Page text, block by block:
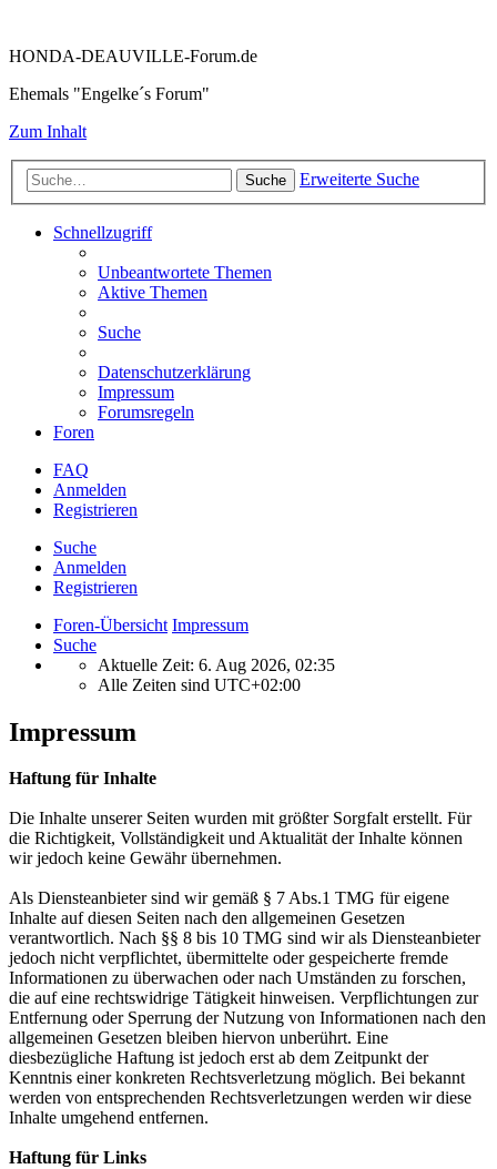
HONDA-DEAUVILLE-Forum.de
Ehemals "Engelke´s Forum"
Zum Inhalt
Suche Erweiterte Suche
Schnellzugriff
Unbeantwortete Themen
Aktive Themen
Suche
Datenschutzerklärung
Impressum
Forumsregeln
Foren
FAQ
Anmelden
Registrieren
Suche
Anmelden
Registrieren
Foren-Übersicht Impressum
Suche
Aktuelle Zeit: 6. Aug 2026, 02:35
Alle Zeiten sind UTC+02:00
Impressum
Haftung für Inhalte
Die Inhalte unserer Seiten wurden mit größter Sorgfalt erstellt. Für
die Richtigkeit, Vollständigkeit und Aktualität der Inhalte können
wir jedoch keine Gewähr übernehmen.
Als Diensteanbieter sind wir gemäß § 7 Abs.1 TMG für eigene
Inhalte auf diesen Seiten nach den allgemeinen Gesetzen
verantwortlich. Nach §§ 8 bis 10 TMG sind wir als Diensteanbieter
jedoch nicht verpflichtet, übermittelte oder gespeicherte fremde
Informationen zu überwachen oder nach Umständen zu forschen,
die auf eine rechtswidrige Tätigkeit hinweisen. Verpflichtungen zur
Entfernung oder Sperrung der Nutzung von Informationen nach den
allgemeinen Gesetzen bleiben hiervon unberührt. Eine
diesbezügliche Haftung ist jedoch erst ab dem Zeitpunkt der
Kenntnis einer konkreten Rechtsverletzung möglich. Bei bekannt
werden von entsprechenden Rechtsverletzungen werden wir diese
Inhalte umgehend entfernen.
Haftung für Links